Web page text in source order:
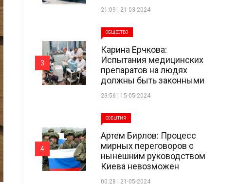
21:09 | 21-03-2024
ОБЩЕСТВО
Карина Ерчкова:
Испытания медицинских
препаратов на людях
должны быть законными
23:56 | 15-05-2024
3
СОБЫТИЯ
Артем Бирлов: Процесс
мирных переговоров с
нынешним руководством
Киева невозможен
00:28 | 21-05-2024
4